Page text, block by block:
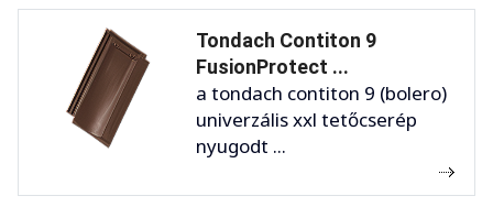
Tondach Contiton 9
FusionProtect ...
a tondach contiton 9 (bolero)
univerzális xxl tetőcserép
nyugodt ...